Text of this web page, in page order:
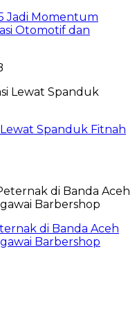
Jadi Momentum
Otomotif dan
Spanduk Fitnah
di Banda Aceh
Barbershop